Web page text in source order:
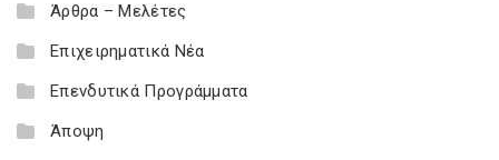
Άρθρα – Μελέτες
Επιχειρηματικά Νέα
Επενδυτικά Προγράμματα
Άποψη